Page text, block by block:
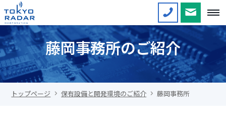
藤岡事務所のご紹介
トップページ 保有設備と開発環境のご紹介 藤岡事務所